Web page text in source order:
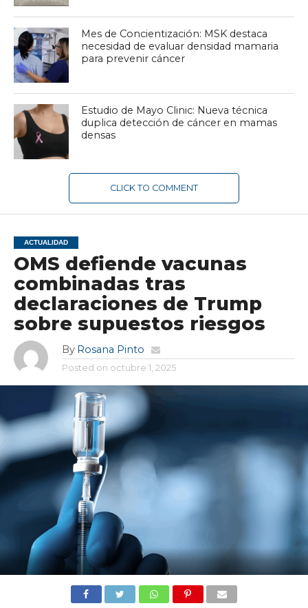
Mes de Concientización: MSK destaca
necesidad de evaluar densidad mamaria
para prevenir cáncer
Estudio de Mayo Clinic: Nueva técnica
duplica detección de cáncer en mamas
densas
CLICK TO COMMENT
ACTUALIDAD
OMS defiende vacunas
combinadas tras
declaraciones de Trump
sobre supuestos riesgos
By Rosana Pinto
Posted on octubre 1, 2025